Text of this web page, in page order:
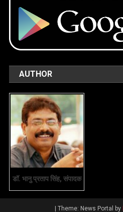
AUTHOR
डॉ. भानु प्रताप सिंह, संपादक
Theme: News Portal by